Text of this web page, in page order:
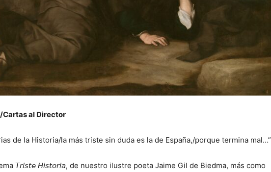
Cartas al Director
de la Historia/la más triste sin duda es la de España,/porque termina mal…”
𝘛𝘳𝘪𝘴𝘵𝘦 𝘏𝘪𝘴𝘵𝘰𝘳𝘪𝘢, de nuestro ilustre poeta Jaime Gil de Biedma, más como